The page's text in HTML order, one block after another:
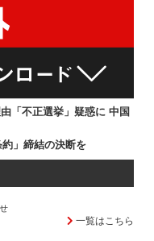
「不正選挙」疑惑に 中国
」締結の決断を
一覧はこちら